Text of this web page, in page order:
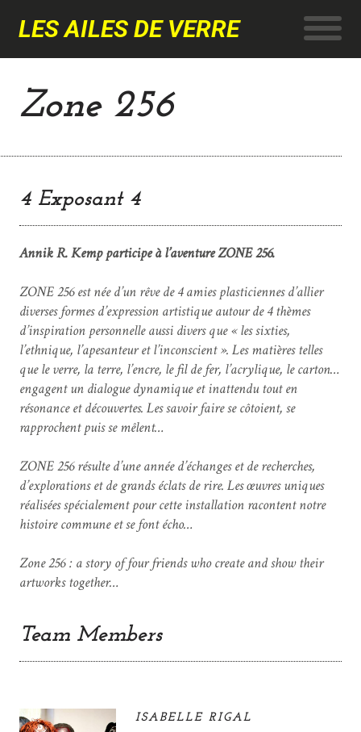
LES AILES DE VERRE
Zone 256
4 Exposant 4
Annik R. Kemp participe à l’aventure ZONE 256.
ZONE 256 est née d’un rêve de 4 amies plasticiennes d’allier
diverses formes d’expression artistique autour de 4 thèmes
d’inspiration personnelle aussi divers que « les sixties,
l’ethnique, l’apesanteur et l’inconscient ». Les matières telles
que le verre, la terre, l’encre, le fil de fer, l’acrylique, le carton…
engagent un dialogue dynamique et inattendu tout en
résonance et découvertes. Les savoir faire se côtoient, se
rapprochent puis se mêlent…
ZONE 256 résulte d’une année d’échanges et de recherches,
d’explorations et de grands éclats de rire. Les œuvres uniques
réalisées spécialement pour cette installation racontent notre
histoire commune et se font écho…
Zone 256 : a story of four friends who create and show their
artworks together…
Team Members
ISABELLE RIGAL